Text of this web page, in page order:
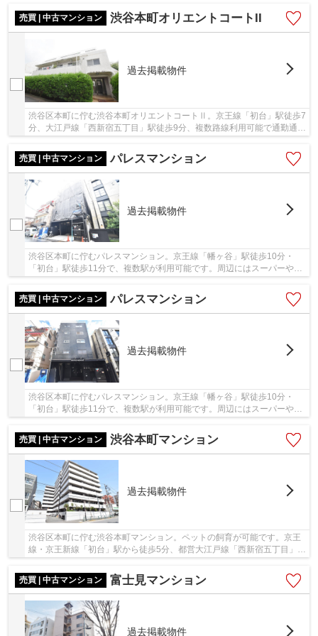
売買 | 中古マンション
渋谷本町オリエントコートII
過去掲載物件
渋谷区本町に佇む渋谷本町オリエントコートⅡ。京王線「初台」駅徒歩7
分、大江戸線「西新宿五丁目」駅徒歩9分、複数路線利用可能で通勤通学
売買 | 中古マンション
パレスマンション
過去掲載物件
渋谷区本町に佇むパレスマンション。京王線「幡ヶ谷」駅徒歩10分・
「初台」駅徒歩11分で、複数駅が利用可能です。周辺にはスーパーやコ
売買 | 中古マンション
パレスマンション
過去掲載物件
渋谷区本町に佇むパレスマンション。京王線「幡ヶ谷」駅徒歩10分・
「初台」駅徒歩11分で、複数駅が利用可能です。周辺にはスーパーやコ
売買 | 中古マンション
渋谷本町マンション
過去掲載物件
渋谷区本町に佇む渋谷本町マンション。ペットの飼育が可能です。京王
線・京王新線「初台」駅から徒歩5分、都営大江戸線「西新宿五丁目」駅
には徒歩13分の立地です。物件周辺にはスーパ...
売買 | 中古マンション
富士見マンション
過去掲載物件